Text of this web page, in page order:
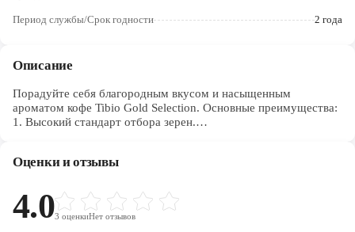
Период службы/Срок годности 2 года
Описание
Порадуйте себя благородным вкусом и насыщенным
ароматом кофе Tibio Gold Selection. Основные преимущества:
1. Высокий стандарт отбора зерен.
сохраняет качество натурального кофе.
Оценки и отзывы
4.03 оценкиНет отзывов